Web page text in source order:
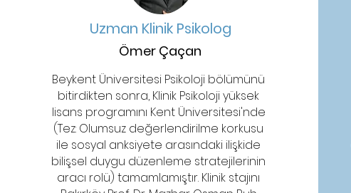
Uzman Klinik Psikolog
Ömer Çaçan
Beykent Üniversitesi Psikoloji bölümünü
bitirdikten sonra, Klinik Psikoloji yüksek
lisans programını Kent Üniversitesi'nde
(Tez: Olumsuz değerlendirilme korkusu
ile sosyal anksiyete arasındaki ilişkide
bilişsel duygu düzenleme stratejilerinin
aracı rolü) tamamlamıştır. Klinik stajını